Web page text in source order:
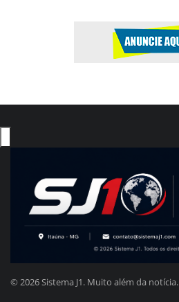
© 2026 Sistema J1. Muito além da notícia.